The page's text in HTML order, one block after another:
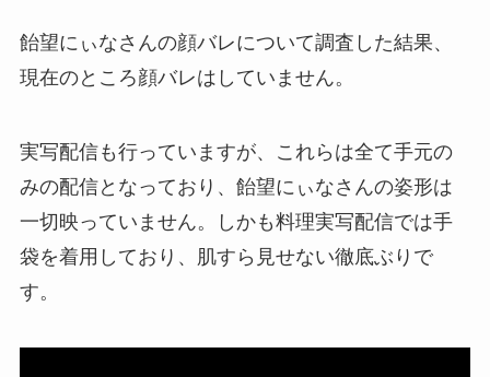
飴望にぃなさんの顔バレについて調査した結果、
現在のところ顔バレはしていません。
実写配信も行っていますが、これらは全て手元の
みの配信となっており、飴望にぃなさんの姿形は
一切映っていません。しかも料理実写配信では手
袋を着用しており、肌すら見せない徹底ぶりで
す。